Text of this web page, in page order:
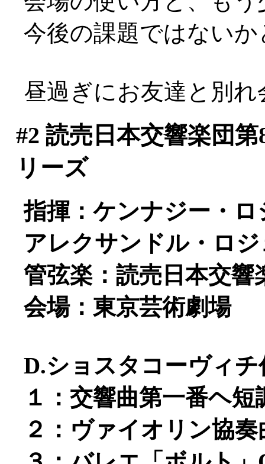
今後の課題ではないか
昼過ぎにお友達と別れ
#2 読売日本交響楽団
リーズ
指揮：ケンナジー・
アレクサンドル・ロ
管弦楽：読売日本交響
会場：東京芸術劇場
D.ショスタコーヴィチ
１：交響曲第一番ヘ短
２：ヴァイオリン協